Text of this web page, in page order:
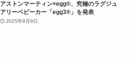
アストンマーティン×egg®、究極のラグジュ
アリーベビーカー「egg3®」を発表
2025年9月9日